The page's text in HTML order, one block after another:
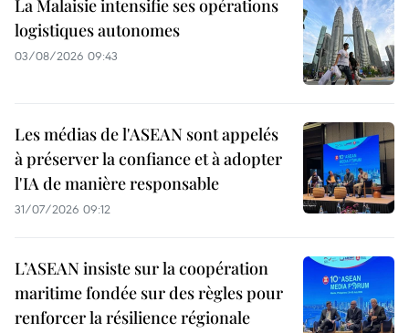
La Malaisie intensifie ses opérations
logistiques autonomes
03/08/2026 09:43
Les médias de l'ASEAN sont appelés
à préserver la confiance et à adopter
l'IA de manière responsable
31/07/2026 09:12
L’ASEAN insiste sur la coopération
maritime fondée sur des règles pour
renforcer la résilience régionale